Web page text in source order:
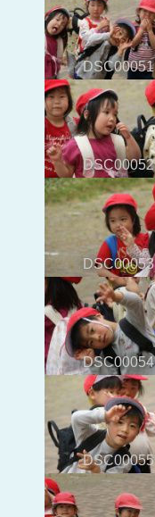
DSC00051
DSC00052
DSC00053
DSC00054
DSC00055